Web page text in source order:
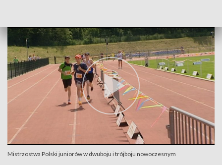
Mistrzostwa Polski juniorów w dwuboju i trójboju nowoczesnym